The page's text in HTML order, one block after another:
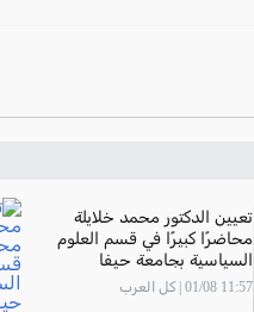
ترتيب الدوري الايطالي
تعيين الدكتور محمد خلايلة
محاضرًا كبيرًا في قسم العلوم
السياسية بجامعة حيفا
11:57 01/08 | كل العرب